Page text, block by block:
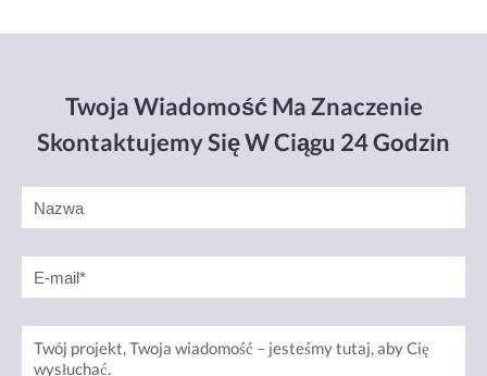
Twoja Wiadomość Ma Znaczenie
Skontaktujemy Się W Ciągu 24 Godzin